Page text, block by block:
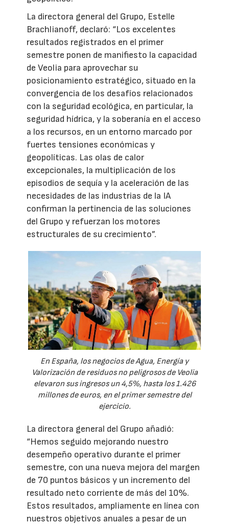
La directora general del Grupo, Estelle
Brachlianoff, declaró: “Los excelentes
resultados registrados en el primer
semestre ponen de manifiesto la capacidad
de Veolia para aprovechar su
posicionamiento estratégico, situado en la
convergencia de los desafíos relacionados
con la seguridad ecológica, en particular, la
seguridad hídrica, y la soberanía en el acceso
a los recursos, en un entorno marcado por
fuertes tensiones económicas y
geopolíticas. Las olas de calor
excepcionales, la multiplicación de los
episodios de sequía y la aceleración de las
necesidades de las industrias de la IA
confirman la pertinencia de las soluciones
del Grupo y refuerzan los motores
estructurales de su crecimiento”.
En España, los negocios de Agua, Energía y
Valorización de residuos no peligrosos de Veolia
elevaron sus ingresos un 4,5%, hasta los 1.426
millones de euros, en el primer semestre del
ejercicio.
La directora general del Grupo añadió:
“Hemos seguido mejorando nuestro
desempeño operativo durante el primer
semestre, con una nueva mejora del margen
de 70 puntos básicos y un incremento del
resultado neto corriente de más del 10%.
Estos resultados, ampliamente en línea con
nuestros objetivos anuales a pesar de un